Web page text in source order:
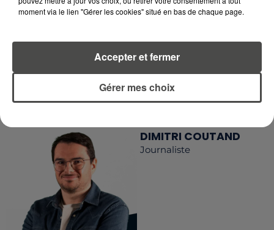
EN TÉLÉCHARGEANT L'APPLICATION MOBILE
LA RÉDACTION
RCA
Voir toute l'équipe RCA
DIMITRI COUTAND
Journaliste
moment via le lien "Gérer les cookies" situé en bas de chaque page.
Gérer mes choix
Accepter et fermer